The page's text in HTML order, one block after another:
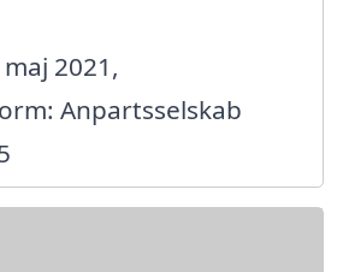
2021,
Anpartsselskab